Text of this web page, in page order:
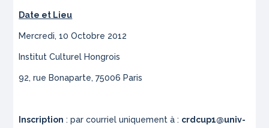
Date et Lieu
Mercredi, 10 Octobre 2012
Institut Culturel Hongrois
92, rue Bonaparte, 75006 Paris
Inscription : par courriel uniquement à : crdcup1@univ-